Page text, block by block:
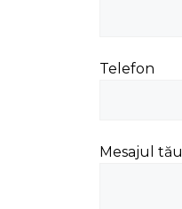
Telefon
Mesajul tău